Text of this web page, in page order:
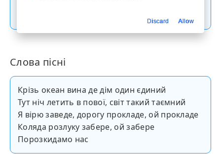
Слова пісні
Крізь океан вина де дім один єдиний
Тут ніч летить в пової, світ такий таємний
Я вірю заведе, дорогу прокладе, ой прокладе
Коляда розлуку забере, ой забере
Порозкидамо нас
Discard Allow